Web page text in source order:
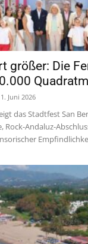
größer: Die
1. Juni 2026
das Stadtfest San
Rock-Andaluz-